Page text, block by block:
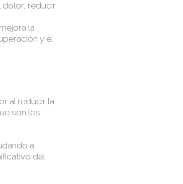
dolor, reducir
la
y el
al reducir la
son los
a
del